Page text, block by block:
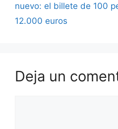
nuevo: el billete de 100
12.000 euros
Deja un